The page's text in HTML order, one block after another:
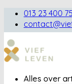
013 23 400 75
Alles over